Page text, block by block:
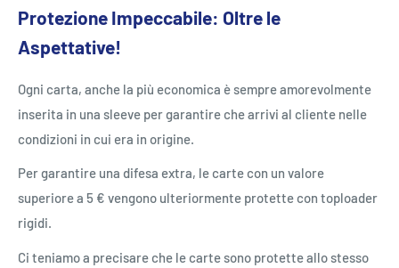
Protezione Impeccabile: Oltre le
Aspettative!
Ogni carta, anche la più economica è sempre amorevolmente
inserita in una sleeve per garantire che arrivi al cliente nelle
condizioni in cui era in origine.
Per garantire una difesa extra, le carte con un valore
superiore a 5 € vengono ulteriormente protette con toploader
rigidi.
Ci teniamo a precisare che le carte sono protette allo stesso